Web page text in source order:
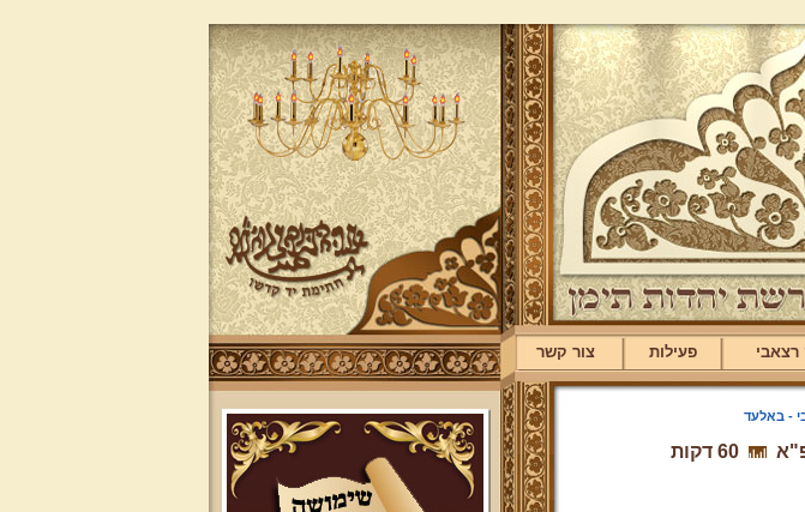
רצאבי פעילות צור קשר
- באלעד
60 דקות